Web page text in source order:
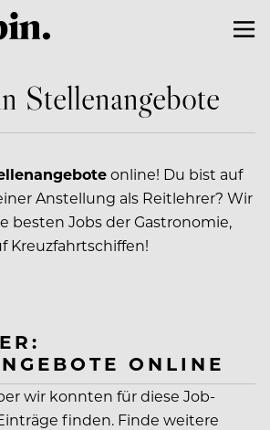
Stellenangebote
online! Du bist auf
Anstellung als Reitlehrer? Wir
besten Jobs der Gastronomie,
Kreuzfahrtschiffen!
ONLINE
wir konnten für diese Job-
finden. Finde weitere